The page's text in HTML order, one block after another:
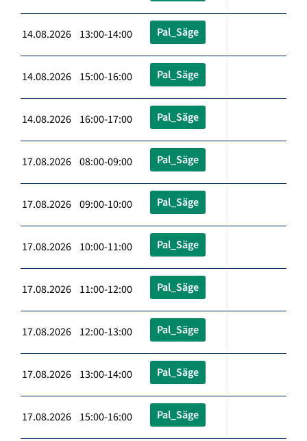
14.08.2026 13:00-14:00 Pal_Säge
14.08.2026 15:00-16:00 Pal_Säge
14.08.2026 16:00-17:00 Pal_Säge
17.08.2026 08:00-09:00 Pal_Säge
17.08.2026 09:00-10:00 Pal_Säge
17.08.2026 10:00-11:00 Pal_Säge
17.08.2026 11:00-12:00 Pal_Säge
17.08.2026 12:00-13:00 Pal_Säge
17.08.2026 13:00-14:00 Pal_Säge
17.08.2026 15:00-16:00 Pal_Säge